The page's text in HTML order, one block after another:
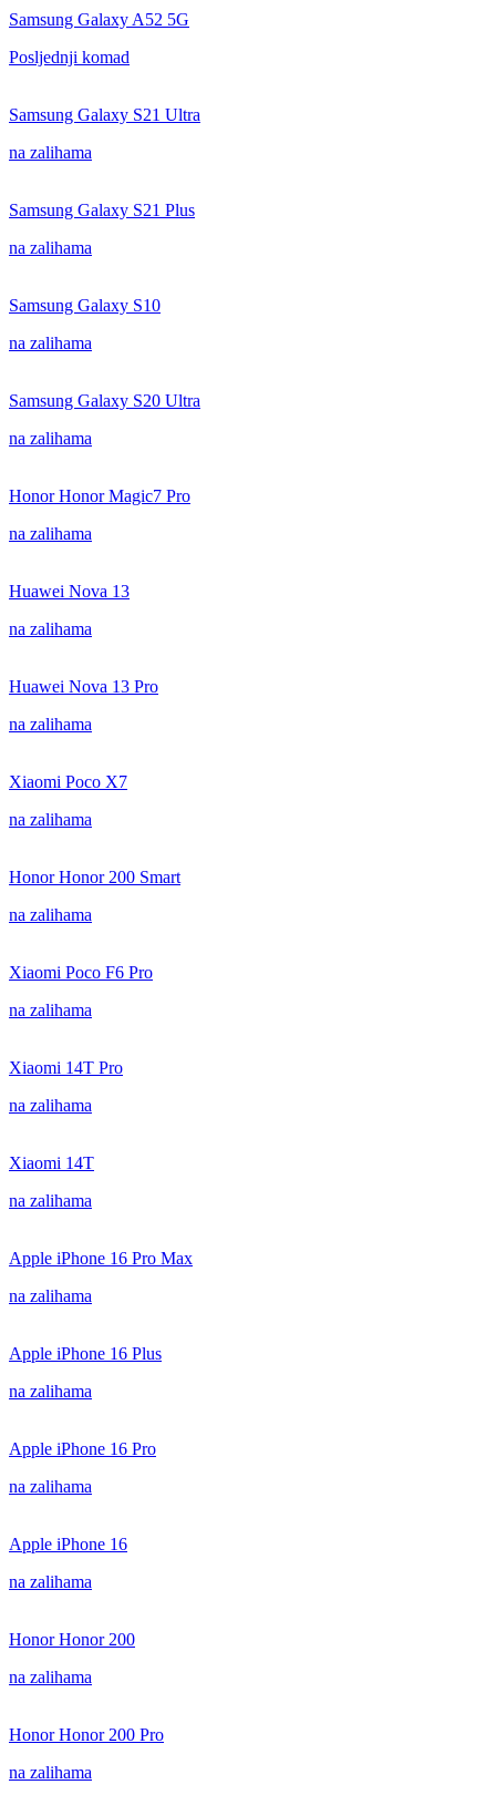
Samsung Galaxy A52 5G
Posljednji komad
Samsung Galaxy S21 Ultra
na zalihama
Samsung Galaxy S21 Plus
na zalihama
Samsung Galaxy S10
na zalihama
Samsung Galaxy S20 Ultra
na zalihama
Honor Honor Magic7 Pro
na zalihama
Huawei Nova 13
na zalihama
Huawei Nova 13 Pro
na zalihama
Xiaomi Poco X7
na zalihama
Honor Honor 200 Smart
na zalihama
Xiaomi Poco F6 Pro
na zalihama
Xiaomi 14T Pro
na zalihama
Xiaomi 14T
na zalihama
Apple iPhone 16 Pro Max
na zalihama
Apple iPhone 16 Plus
na zalihama
Apple iPhone 16 Pro
na zalihama
Apple iPhone 16
na zalihama
Honor Honor 200
na zalihama
Honor Honor 200 Pro
na zalihama